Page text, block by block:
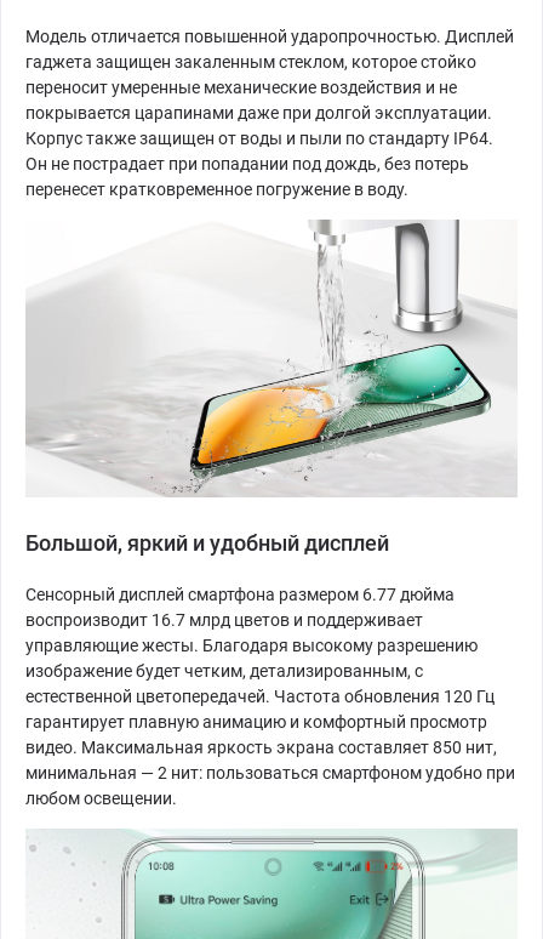
Модель отличается повышенной ударопрочностью. Дисплей
гаджета защищен закаленным стеклом, которое стойко
переносит умеренные механические воздействия и не
покрывается царапинами даже при долгой эксплуатации.
Корпус также защищен от воды и пыли по стандарту IP64.
Он не пострадает при попадании под дождь, без потерь
перенесет кратковременное погружение в воду.
Большой, яркий и удобный дисплей
Сенсорный дисплей смартфона размером 6.77 дюйма
воспроизводит 16.7 млрд цветов и поддерживает
управляющие жесты. Благодаря высокому разрешению
изображение будет четким, детализированным, с
естественной цветопередачей. Частота обновления 120 Гц
гарантирует плавную анимацию и комфортный просмотр
видео. Максимальная яркость экрана составляет 850 нит,
минимальная — 2 нит: пользоваться смартфоном удобно при
любом освещении.